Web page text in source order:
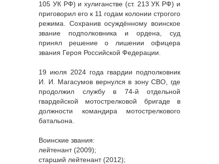
105 УК РФ) и хулиганстве (ст. 213 УК РФ) и
приговорил его к 11 годам колонии строгого
режима. Сохранив осуждённому воинское
звание подполковника и ордена, суд
принял решение о лишении офицера
звания Героя Российской Федерации.
19 июля 2024 года гвардии подполковник
И. И. Магасумов вернулся в зону СВО, где
продолжил службу в 74-й отдельной
гвардейской мотострелковой бригаде в
должности командира мотострелкового
батальона.
Воинские звания:
лейтенант (2009);
старший лейтенант (2012);